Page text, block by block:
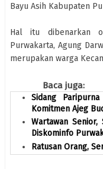
Bayu Asih Kabupaten
Hal itu dibenarkan
Purwakarta, Agung
merupakan warga
Baca juga:
Sidang
Komitmen Ajeg
Wartawan Senior,
Diskominfo
Ratusan Orang,